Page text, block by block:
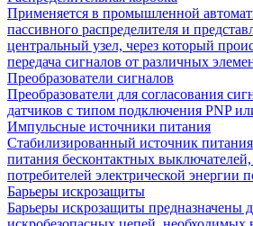
Применяется в промышленной
пассивного распределителя и
центральный узел, через который
передача сигналов от различных
Преобразователи сигналов
Преобразователи для согласования
датчиков с типом подключения PNP
Импульсные источники питания
Стабилизированный источник
питания бесконтактных
потребителей электрической энергии
Барьеры искрозащиты
Барьеры искрозащиты предназначены